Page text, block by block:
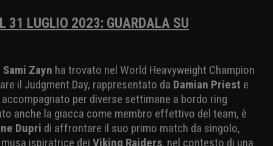
31 LUGLIO 2023: GUARDALA SU
Sami Zayn ha trovato nel World Heavyweight Champion
il Judgment Day, rappresentato da Damian Priest e
accompagnato per diverse settimane a bordo ring
anche la giacca come membro effettivo del team, è
Dupri di affrontare il suo primo match da singolo,
musa ispiratrice dei Viking Raiders, nel contesto di una